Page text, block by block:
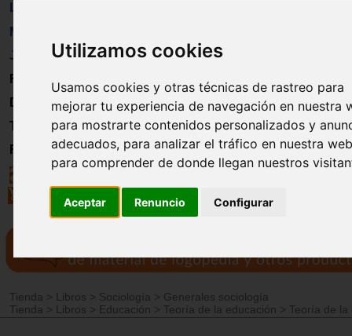
Utilizamos cookies
Usamos cookies y otras técnicas de rastreo para
mejorar tu experiencia de navegación en nuestra
para mostrarte contenidos personalizados y
adecuados, para analizar el tráfico en nuestra
para comprender de donde llegan nuestros
Aceptar Renuncio Configurar
Libros
Material
Juguetes
Formación
Directorio
Trabajo
Registro
Tienda > Libros > Sociología > Generales sociología
Tienda
> Libros > Educación > Teoría de la educación > Teoría de la